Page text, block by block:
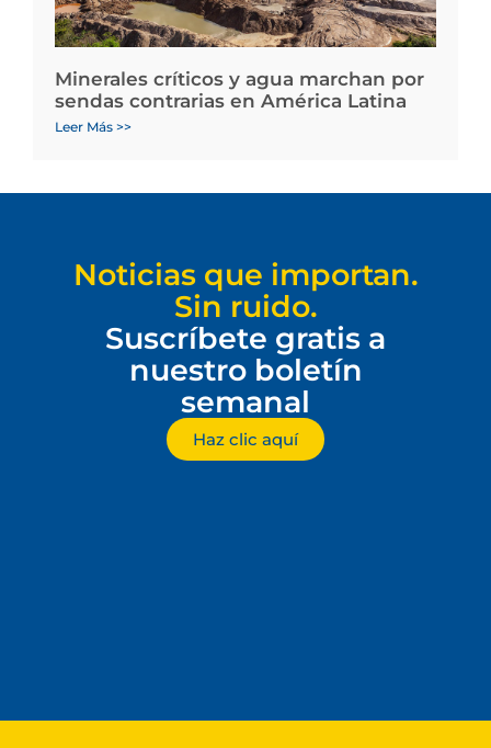
Minerales críticos y agua marchan por
sendas contrarias en América Latina
Leer Más >>
Noticias que importan.
Sin ruido.
Suscríbete gratis a
nuestro boletín
semanal
Haz clic aquí